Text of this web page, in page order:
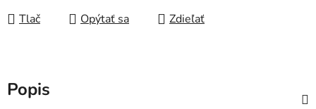
Tlač Opýtať sa Zdieľať
Popis